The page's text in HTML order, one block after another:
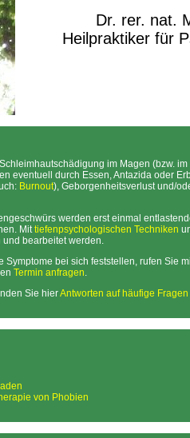
Dr. rer. nat.
Heilpraktiker für
im Magen (bzw.
eventuell durch Essen, Antazida oder
Burnout), Geborgenheitsverlust und/
werden erst einmal
Mittiefenpsychologischen Techniken
bearbeitet werden.
bei sich feststellen, rufen Sie
Termin anfragen.
Sie hierAntworten auf häufige
von Phobien